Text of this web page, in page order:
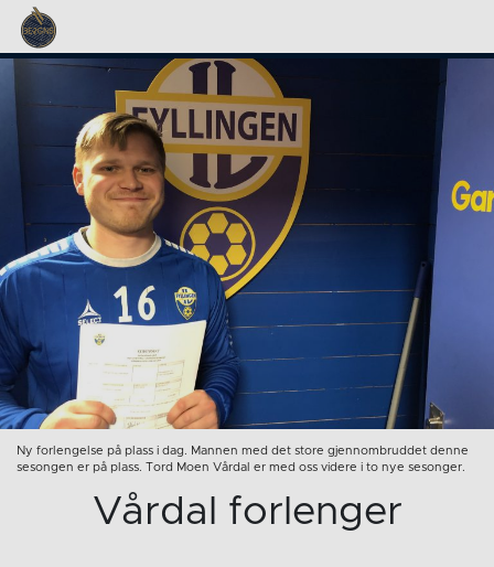
Ny forlengelse på plass i dag. Mannen med det store gjennombruddet denne
sesongen er på plass. Tord Moen Vårdal er med oss videre i to nye sesonger.
Vårdal forlenger